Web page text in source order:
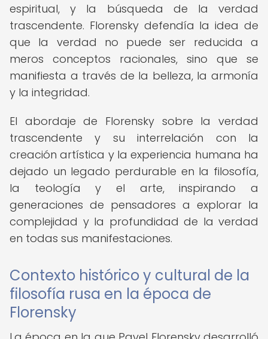
espiritual, y la búsqueda de la verdad
trascendente. Florensky defendía la idea de
que la verdad no puede ser reducida a
meros conceptos racionales, sino que se
manifiesta a través de la belleza, la armonía
y la integridad.
El abordaje de Florensky sobre la verdad
trascendente y su interrelación con la
creación artística y la experiencia humana ha
dejado un legado perdurable en la filosofía,
la teología y el arte, inspirando a
generaciones de pensadores a explorar la
complejidad y la profundidad de la verdad
en todas sus manifestaciones.
Contexto histórico y cultural de la
filosofía rusa en la época de
Florensky